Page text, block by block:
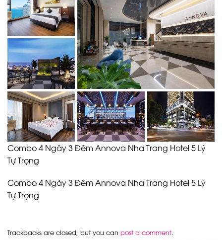
Combo 4 Ngày 3 Đêm Annova Nha Trang Hotel 5 Lý
Tự Trọng
Combo 4 Ngày 3 Đêm Annova Nha Trang Hotel 5 Lý
Tự Trọng
Trackbacks are closed, but you can post a comment.